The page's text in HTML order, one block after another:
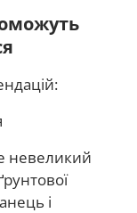
невеликий
і